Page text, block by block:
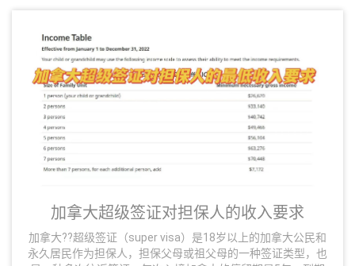
加拿大超级签证对担保人的收入要求
加拿大??超级签证（super visa）是18岁以上的加拿大公民和
永久居民作为担保人，担保父母或祖父母的一种签证类型，也